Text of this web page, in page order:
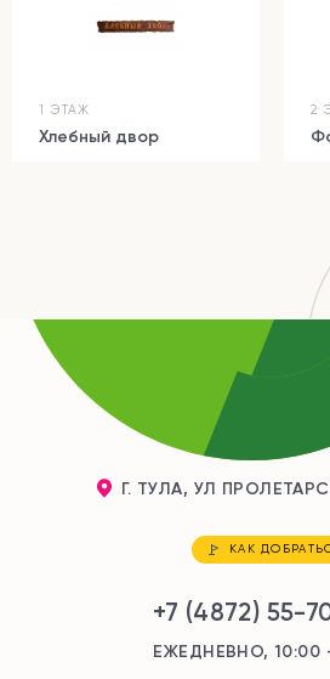
1 ЭТАЖ
Хлебный двор
2
Г. ТУЛА, УЛ
КАК
+7 (4872) 55-
ЕЖЕДНЕВНО, 10:00